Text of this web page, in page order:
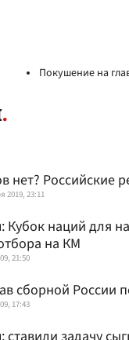
Покушение на
нет? Российские
2019, 23:11
Кубок наций для
на КМ
21:50
сборной России
17:43